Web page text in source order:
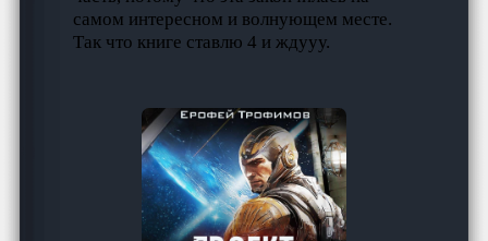
самом интересном и волнующем месте.
Так что книге ставлю 4 и ждууу.